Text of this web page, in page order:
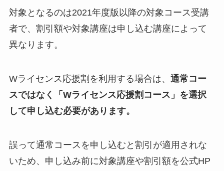
対象となるのは2021年度版以降の対象コース受講
者で、割引額や対象講座は申し込む講座によって
異なります。
Wライセンス応援割を利用する場合は、 通常コー
スではなく「Wライセンス応援割コース」を選択
して申し込む必要があります。
誤って通常コースを申し込むと割引が適用されな
いため、申し込み前に対象講座や割引額を公式HP